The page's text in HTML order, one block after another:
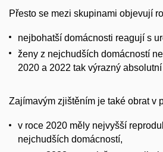
Přesto se mezi skupinami objevují
nejbohatší domácnosti reagují s
ženy z nejchudších domácností
2020 a 2022 tak výrazný
Zajímavým zjištěním je také obrat v
v roce 2020 měly nejvyšší
nejchudších domácností,